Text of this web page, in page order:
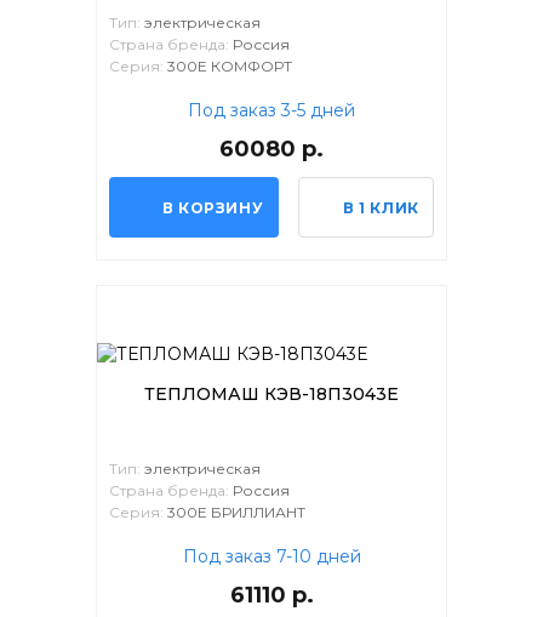
Тип: электрическая
Страна бренда: Россия
Серия: 300Е КОМФОРТ
Под заказ 3-5 дней
60080 р.
В КОРЗИНУ В 1 КЛИК
ТЕПЛОМАШ КЭВ-18П3043Е
Тип: электрическая
Страна бренда: Россия
Серия: 300Е БРИЛЛИАНТ
Под заказ 7-10 дней
61110 р.